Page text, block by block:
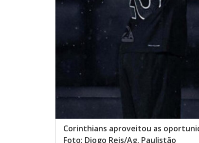
Corinthians aproveitou as
Foto: Diogo Reis/Ag. Paulistão